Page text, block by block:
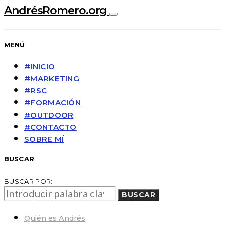
AndrésRomero.org
MENÚ
#INICIO
#MARKETING
#RSC
#FORMACIÓN
#OUTDOOR
#CONTACTO
SOBRE MÍ
BUSCAR
BUSCAR POR:
BUSCAR
Quién es Andrés